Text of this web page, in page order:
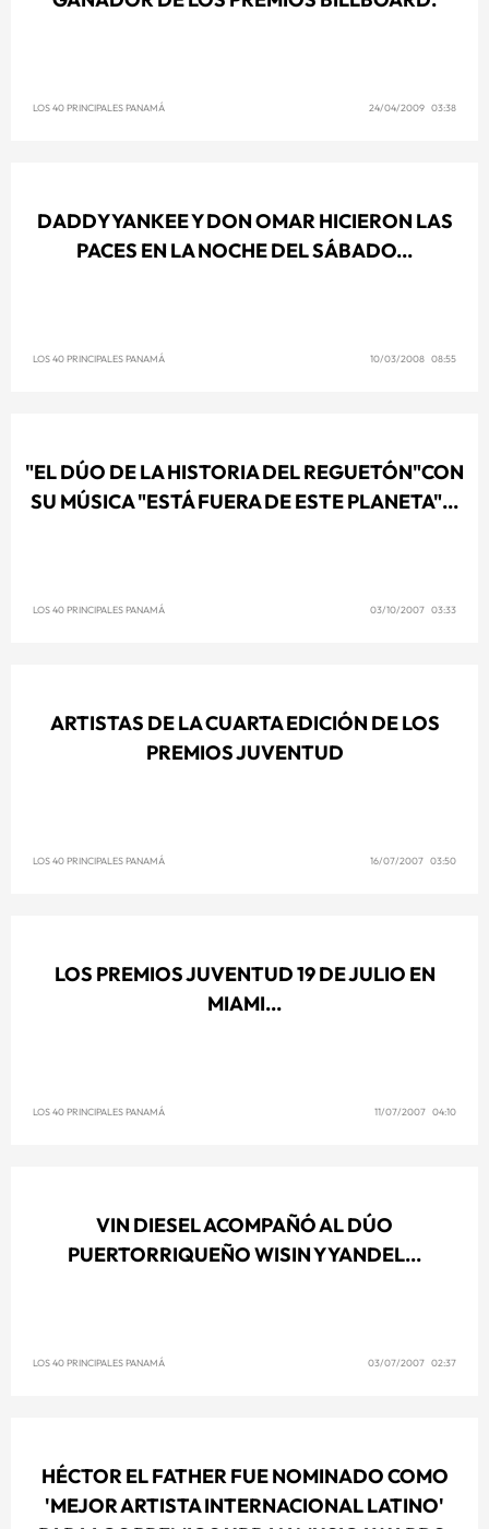
LOS 40 PRINCIPALES PANAMÁ 24/04/2009 03:38
DADDY YANKEE Y DON OMAR HICIERON LAS
PACES EN LA NOCHE DEL SÁBADO...
LOS 40 PRINCIPALES PANAMÁ 10/03/2008 08:55
"EL DÚO DE LA HISTORIA DEL REGUETÓN"CON
SU MÚSICA "ESTÁ FUERA DE ESTE PLANETA"...
LOS 40 PRINCIPALES PANAMÁ 03/10/2007 03:33
ARTISTAS DE LA CUARTA EDICIÓN DE LOS
PREMIOS JUVENTUD
LOS 40 PRINCIPALES PANAMÁ 16/07/2007 03:50
LOS PREMIOS JUVENTUD 19 DE JULIO EN
MIAMI...
LOS 40 PRINCIPALES PANAMÁ 11/07/2007 04:10
VIN DIESEL ACOMPAÑÓ AL DÚO
PUERTORRIQUEÑO WISIN Y YANDEL...
LOS 40 PRINCIPALES PANAMÁ 03/07/2007 02:37
HÉCTOR EL FATHER FUE NOMINADO COMO
'MEJOR ARTISTA INTERNACIONAL LATINO'